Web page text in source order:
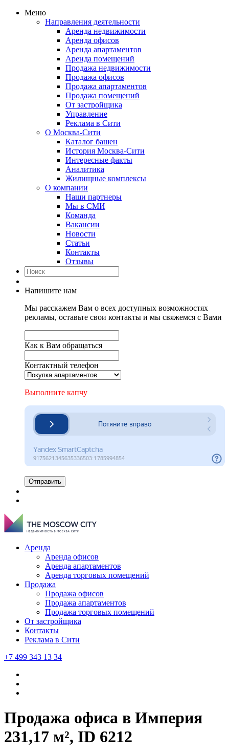
Меню
Направления деятельности
Аренда недвижимости
Аренда офисов
Аренда апартаментов
Аренда помещений
Продажа недвижимости
Продажа офисов
Продажа апартаментов
Продажа помещений
От застройщика
Управление
Реклама в Сити
О Москва-Сити
Каталог башен
История Москва-Сити
Интересные факты
Аналитика
Жилищные комплексы
О компании
Наши партнеры
Мы в СМИ
Команда
Вакансии
Новости
Статьи
Контакты
Отзывы
Напишите нам
Мы расскажем Вам о всех доступных возможностях
рекламы, оставьте свои контакты и мы свяжемся с Вами
Как к Вам обращаться
Контактный телефон
Выполните капчу
Отправить
Аренда
Аренда офисов
Аренда апартаментов
Аренда торговых помещений
Продажа
Продажа офисов
Продажа апартаментов
Продажа торговых помещений
От застройщика
Контакты
Реклама в Сити
+7 499 343 13 34
Продажа офиса в Империя
231,17 м², ID 6212